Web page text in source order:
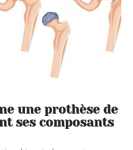
une prothèse de
ses composants